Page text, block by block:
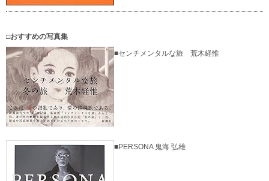
□おすすめの写真集
■センチメンタルな旅 荒木経惟
■PERSONA 鬼海 弘雄